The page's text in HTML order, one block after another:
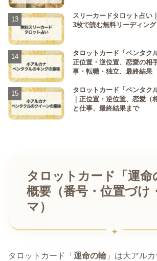
スリーカードタロット占い
3枚で読む無料リーディング
タロットカード「ペンタク
正位置・逆位置、恋愛の相
事・転職・独立、最終結果
タロットカード「ペンタク
｜正位置・逆位置、恋愛（
と仕事、最終結果まで
タロットカード「運命
概要（番号・位置づけ
マ）
タロットカード「 運命の輪 」は大アル